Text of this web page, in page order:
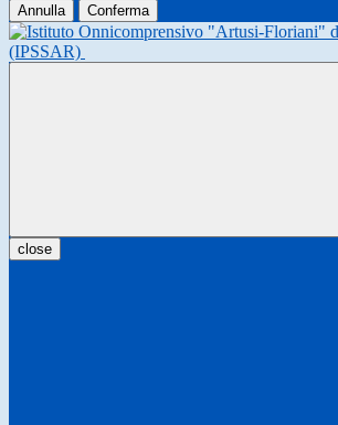
Annulla Conferma
(IPSSAR)
close